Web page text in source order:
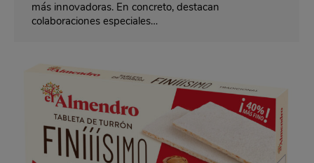
más innovadoras. En concreto, destacan
colaboraciones especiales…